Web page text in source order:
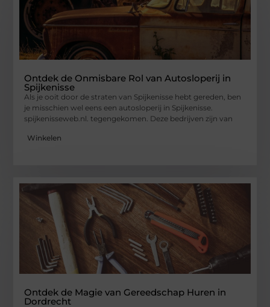
Ontdek de Onmisbare Rol van Autosloperij in
Spijkenisse
Als je ooit door de straten van Spijkenisse hebt gereden, ben
je misschien wel eens een autosloperij in Spijkenisse.
spijkenisseweb.nl. tegengekomen. Deze bedrijven zijn van
Winkelen
Ontdek de Magie van Gereedschap Huren in
Dordrecht